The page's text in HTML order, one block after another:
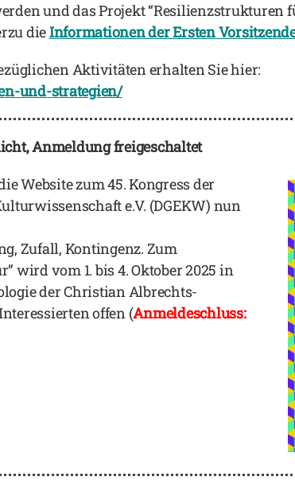
und das Projekt “Resilienzstrukturen
dieInformationen der Ersten
Aktivitäten erhalten Sie hier:
und-strategien/
Anmeldung freigeschaltet
Website zum 45. Kongress der
e.V. (DGEKW) nun
Zufall, Kontingenz. Zum
wird vom 1. bis 4. Oktober 2025 in
der Christian Albrechts-
offen (Anmeldeschluss: